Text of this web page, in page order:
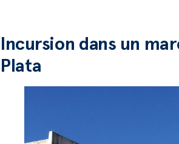
Incursion dans un
Plata